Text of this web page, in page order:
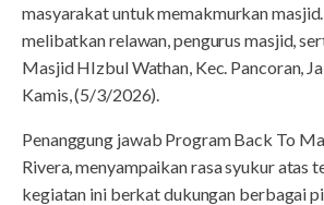
masyarakat untuk memakmurkan
melibatkan relawan, pengurus masjid,
Masjid HIzbul Wathan, Kec. Pancoran,
Kamis, (5/3/2026).
Penanggung jawab Program Back To
Rivera, menyampaikan rasa syukur atas
kegiatan ini berkat dukungan berbagai